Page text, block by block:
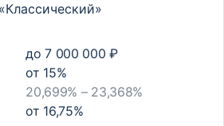
до 7 000 000 ₽
от 15%
20,699% – 23,368%
от 16,75%